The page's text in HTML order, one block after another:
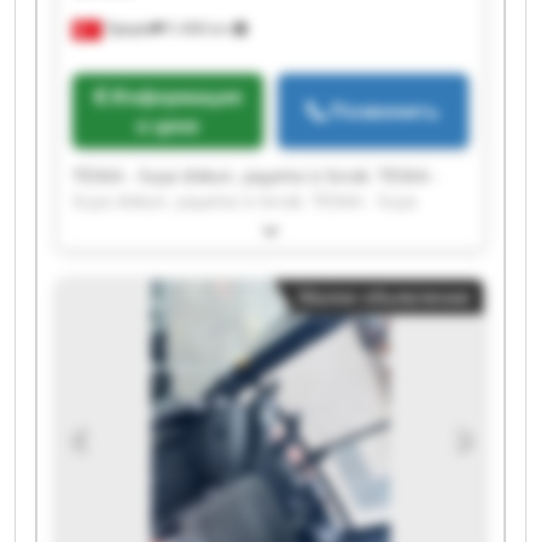
Турция 5 408 km
Информация
о цене
Позвонить
TESKA - Suya dokun, yaşama iz bırak. TESKA -
dokun, yaşama iz bırak. TESKA - Suya dokun,
bırak. TESKA - Suya dokun, yaşama iz bırak.
TESKA - Suya dokun, yaşama iz bırak. TESKA -
Suya dokun, yaşama iz bırak. TESKA - Suya
dokun, yaşama iz bırak. TESKA - Suya dokun,
yaşama iz bırak. TESKA - Suya dokun, yaşama iz
bırak. TESKA - Suya dokun, yaşama iz bırak.
TESKA - Suya dokun, yaşama iz bırak. TESKA -
Suya dokun, yaşama iz bırak. TESKA - Suya
dokun, yaşama iz bırak. TESKA - Suya dokun,
yaşama iz bırak. TESKA - Suya dokun, yaşama iz
bırak. TESKA - Suya dokun, yaşama iz bırak.
Малое объявление